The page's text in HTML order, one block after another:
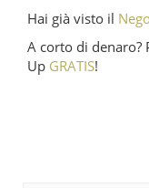
Hai già visto il
A corto di denaro?
Up GRATIS!